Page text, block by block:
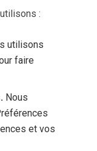
:
utilisons
faire
Nous
et vos